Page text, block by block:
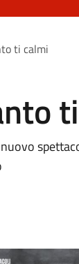
ti calmi